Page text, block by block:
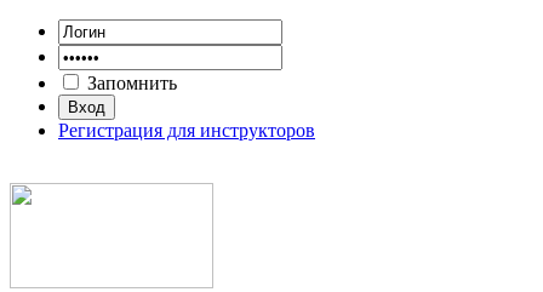
Запомнить
Регистрация для инструкторов